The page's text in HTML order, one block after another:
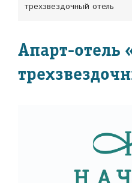
трехзвездочный отель
Апарт-отель